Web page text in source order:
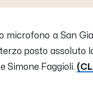
microfono a San
posto assoluto
Simone Faggioli.